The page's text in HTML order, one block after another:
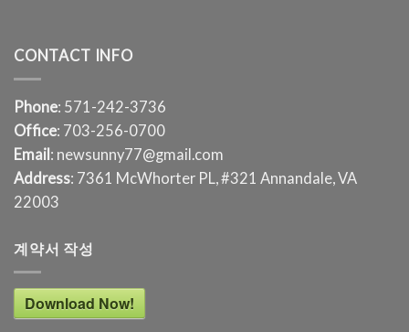
CONTACT INFO
Phone: 571-242-3736
Office: 703-256-0700
Email : newsunny77@gmail.com
Address: 7361 McWhorter PL, #321 Annandale, VA
22003
계약서 작성
Download Now!